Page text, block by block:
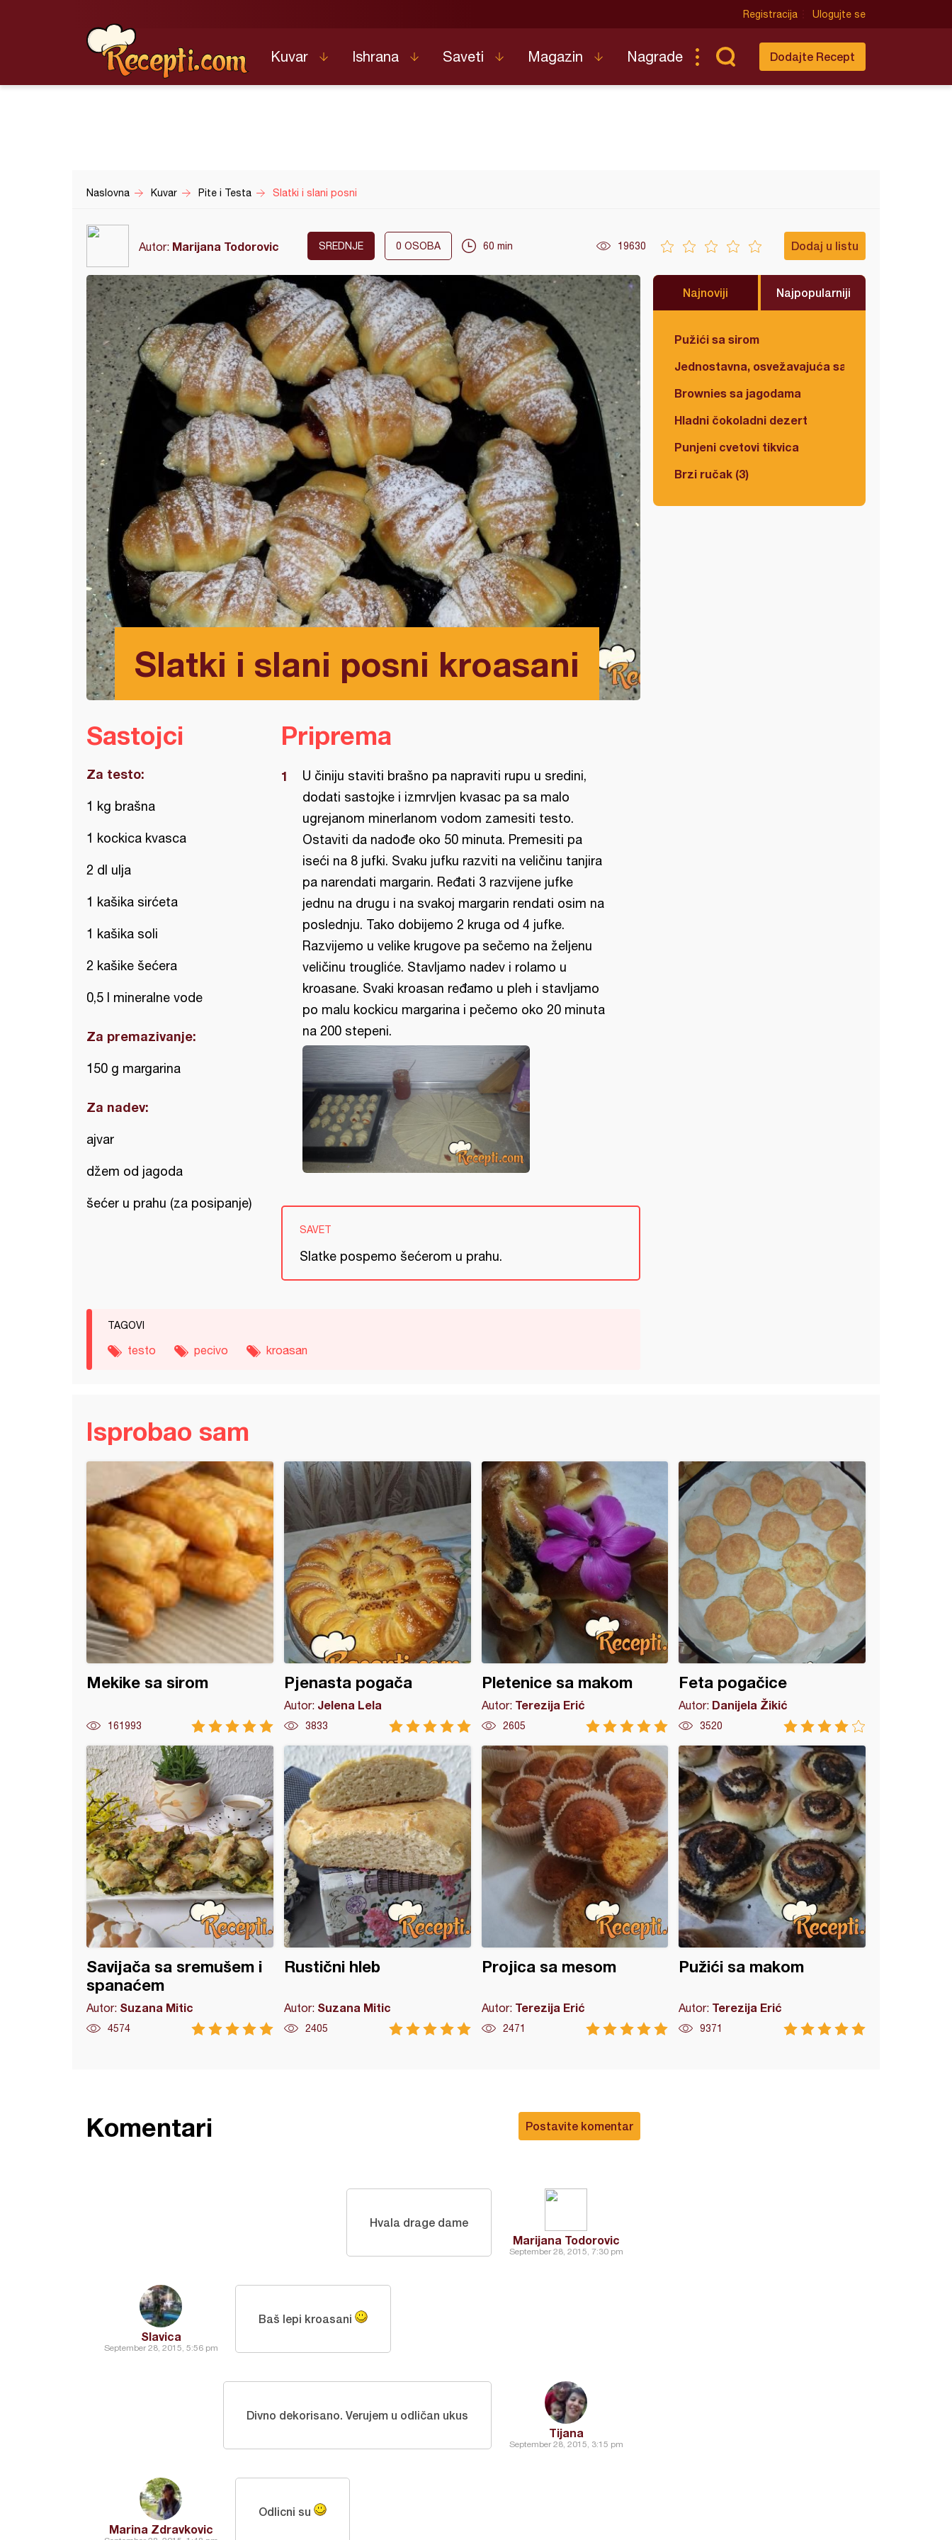
Registracija Ulogujte se
Kuvar Ishrana Saveti Magazin Nagrade Dodajte Recept
Naslovna Kuvar Pite i Testa Slatki i slani posni
Autor: Marijana Todorovic SREDNJE 0 OSOBA 60 min 19630 Dodaj u listu
Slatki i slani posni kroasani
Najnoviji Najpopularniji
Pužići sa sirom
Jednostavna, osvežavajuća salata
Brownies sa jagodama
Hladni čokoladni dezert
Punjeni cvetovi tikvica
Brzi ručak (3)
Sastojci
Za testo:
1 kg brašna
1 kockica kvasca
2 dl ulja
1 kašika sirćeta
1 kašika soli
2 kašike šećera
0,5 l mineralne vode
Za premazivanje:
150 g margarina
Za nadev:
ajvar
džem od jagoda
šećer u prahu (za posipanje)
Priprema
U činiju staviti brašno pa napraviti rupu u sredini,
dodati sastojke i izmrvljen kvasac pa sa malo
ugrejanom minerlanom vodom zamesiti testo.
Ostaviti da nadođe oko 50 minuta. Premesiti pa
iseći na 8 jufki. Svaku jufku razviti na veličinu tanjira
pa narendati margarin. Ređati 3 razvijene jufke
jednu na drugu i na svakoj margarin rendati osim na
poslednju. Tako dobijemo 2 kruga od 4 jufke.
Razvijemo u velike krugove pa sečemo na željenu
veličinu trougliće. Stavljamo nadev i rolamo u
kroasane. Svaki kroasan ređamo u pleh i stavljamo
po malu kockicu margarina i pečemo oko 20 minuta
na 200 stepeni.
SAVET
Slatke pospemo šećerom u prahu.
TAGOVI
testo pecivo kroasan
Isprobao sam
Mekike sa sirom
161993
Pjenasta pogača
Autor: Jelena Lela
3833
Pletenice sa makom
Autor: Terezija Erić
2605
Feta pogačice
Autor: Danijela Žikić
3520
Savijača sa sremušem i
spanaćem
Autor: Suzana Mitic
4574
Rustični hleb
Autor: Suzana Mitic
2405
Projica sa mesom
Autor: Terezija Erić
2471
Pužići sa makom
Autor: Terezija Erić
9371
Postavite komentar
Komentari
Marijana Todorovic
September 28, 2015, 7:30 pm
Hvala drage dame
Slavica
September 28, 2015, 5:56 pm
Baš lepi kroasani
Tijana
September 28, 2015, 3:15 pm
Divno dekorisano. Verujem u odličan ukus
Marina Zdravkovic
Odlicni su